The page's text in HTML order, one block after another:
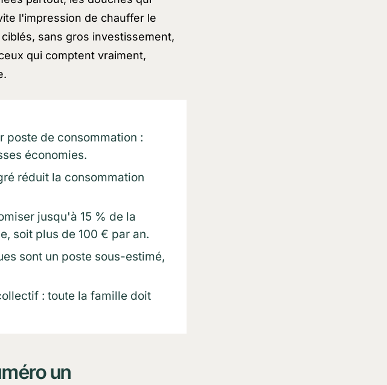
l'impression de chauffer le
sans gros investissement,
qui comptent vraiment,
poste de consommation :
économies.
réduit la consommation
jusqu'à 15 % de la
soit plus de 100 € par an.
sont un poste sous-estimé,
: toute la famille doit
un